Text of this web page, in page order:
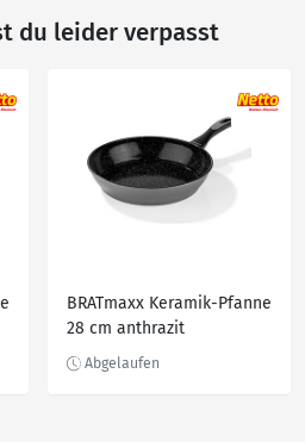
du leider verpasst
BRATmaxx Keramik-Pfanne
28 cm anthrazit